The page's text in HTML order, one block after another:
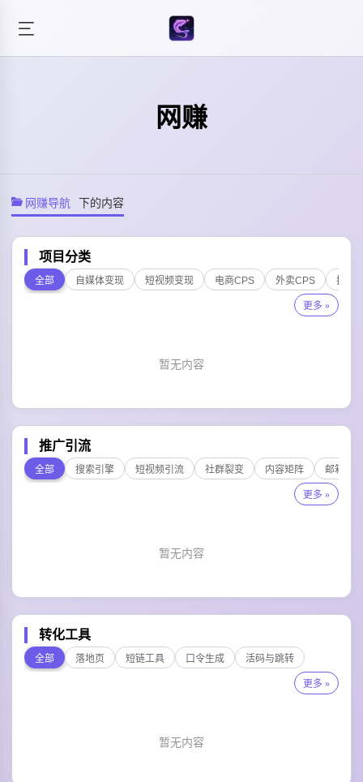
网赚
网赚导航 下的内容
项目分类
全部 自媒体变现 短视频变现 电商CPS 外卖CPS 拉新
更多 »
暂无内容
推广引流
全部 搜索引擎 短视频引流 社群裂变 内容矩阵 邮箱短信
更多 »
暂无内容
转化工具
全部 落地页 短链工具 口令生成 活码与跳转
更多 »
暂无内容